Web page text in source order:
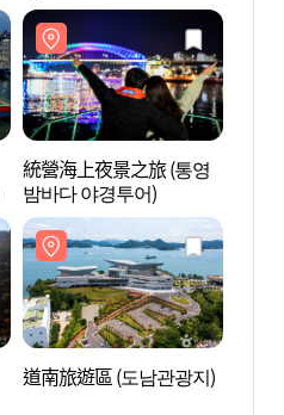
統營海上夜景之旅 (통영
밤바다 야경투어)
道南旅遊區 (도남관광지)